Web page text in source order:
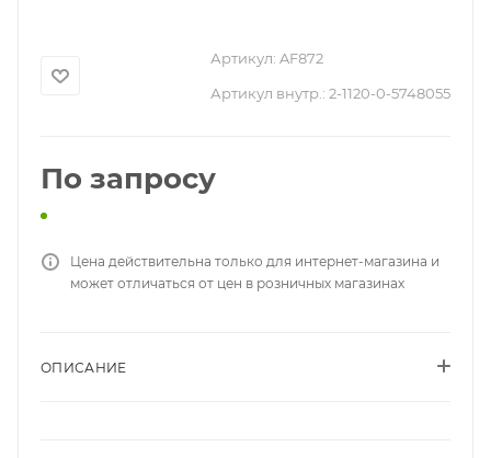
Артикул: AF872
Артикул внутр.: 2-1120-0-5748055
По запросу
Цена действительна только для интернет-магазина и
может отличаться от цен в розничных магазинах
ОПИСАНИЕ